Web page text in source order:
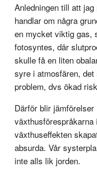
Anledningen till att
handlar om några
en mycket viktig gas,
fotosyntes, där
skulle få en liten
syre i atmosfären,
problem, dvs ökad
Därför blir jämförelser
växthusförespråkarna
växthuseffekten
absurda. Vår
inte alls lik jorden.